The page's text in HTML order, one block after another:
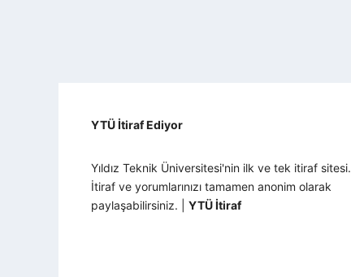
YTÜ İtiraf Ediyor
Yıldız Teknik Üniversitesi'nin ilk ve tek itiraf sitesi.
İtiraf ve yorumlarınızı tamamen anonim olarak
paylaşabilirsiniz. | YTÜ İtiraf